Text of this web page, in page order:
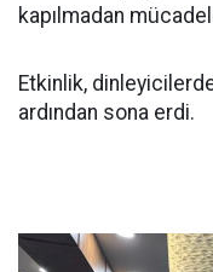
kapılmadan
Etkinlik,
ardından sona erdi.